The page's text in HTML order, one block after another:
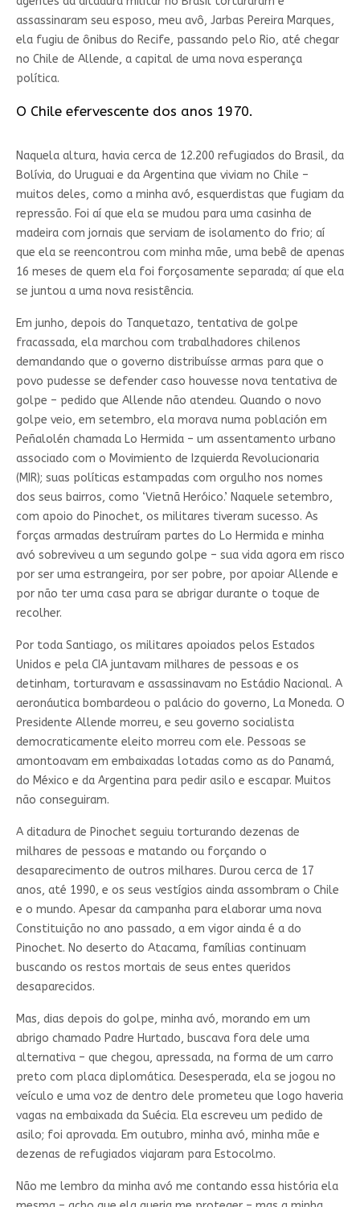
assassinaram seu esposo, meu avô, Jarbas Pereira Marques,
ela fugiu de ônibus do Recife, passando pelo Rio, até chegar
no Chile de Allende, a capital de uma nova esperança
política.
O Chile efervescente dos anos 1970.
Naquela altura, havia cerca de 12.200 refugiados do Brasil, da
Bolívia, do Uruguai e da Argentina que viviam no Chile –
muitos deles, como a minha avó, esquerdistas que fugiam da
repressão. Foi aí que ela se mudou para uma casinha de
madeira com jornais que serviam de isolamento do frio; aí
que ela se reencontrou com minha mãe, uma bebê de apenas
16 meses de quem ela foi forçosamente separada; aí que ela
se juntou a uma nova resistência.
Em junho, depois do Tanquetazo, tentativa de golpe
fracassada, ela marchou com trabalhadores chilenos
demandando que o governo distribuísse armas para que o
povo pudesse se defender caso houvesse nova tentativa de
golpe – pedido que Allende não atendeu. Quando o novo
golpe veio, em setembro, ela morava numa población em
Peñalolén chamada Lo Hermida – um assentamento urbano
associado com o Movimiento de Izquierda Revolucionaria
(MIR); suas políticas estampadas com orgulho nos nomes
dos seus bairros, como ‘Vietnã Heróico.’ Naquele setembro,
com apoio do Pinochet, os militares tiveram sucesso. As
forças armadas destruíram partes do Lo Hermida e minha
avó sobreviveu a um segundo golpe – sua vida agora em risco
por ser uma estrangeira, por ser pobre, por apoiar Allende e
por não ter uma casa para se abrigar durante o toque de
recolher.
Por toda Santiago, os militares apoiados pelos Estados
Unidos e pela CIA juntavam milhares de pessoas e os
detinham, torturavam e assassinavam no Estádio Nacional. A
aeronáutica bombardeou o palácio do governo, La Moneda. O
Presidente Allende morreu, e seu governo socialista
democraticamente eleito morreu com ele. Pessoas se
amontoavam em embaixadas lotadas como as do Panamá,
do México e da Argentina para pedir asilo e escapar. Muitos
não conseguiram.
A ditadura de Pinochet seguiu torturando dezenas de
milhares de pessoas e matando ou forçando o
desaparecimento de outros milhares. Durou cerca de 17
anos, até 1990, e os seus vestígios ainda assombram o Chile
e o mundo. Apesar da campanha para elaborar uma nova
Constituição no ano passado, a em vigor ainda é a do
Pinochet. No deserto do Atacama, famílias continuam
buscando os restos mortais de seus entes queridos
desaparecidos.
Mas, dias depois do golpe, minha avó, morando em um
abrigo chamado Padre Hurtado, buscava fora dele uma
alternativa – que chegou, apressada, na forma de um carro
preto com placa diplomática. Desesperada, ela se jogou no
veículo e uma voz de dentro dele prometeu que logo haveria
vagas na embaixada da Suécia. Ela escreveu um pedido de
asilo; foi aprovada. Em outubro, minha avó, minha mãe e
dezenas de refugiados viajaram para Estocolmo.
Não me lembro da minha avó me contando essa história ela